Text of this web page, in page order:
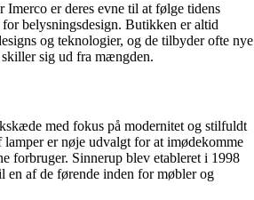
er deres evne til at følge tidens
for belysningsdesign. Butikken er altid
og teknologier, og de tilbyder ofte nye
sig ud fra mængden.
med fokus på modernitet og stilfuldt
lamper er nøje udvalgt for at imødekomme
forbruger. Sinnerup blev etableret i 1998
en af de førende inden for møbler og